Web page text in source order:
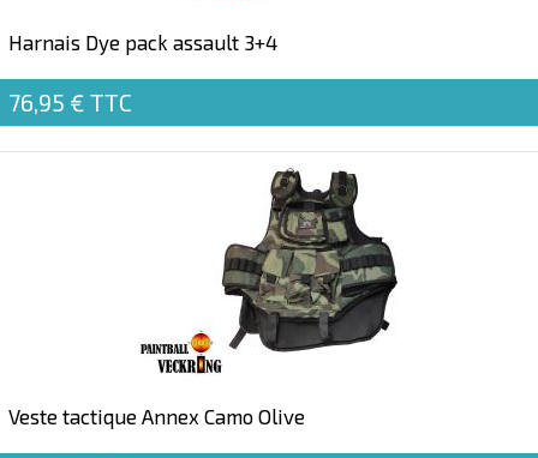
Harnais Dye pack assault 3+4
76,95 € TTC
Veste tactique Annex Camo Olive